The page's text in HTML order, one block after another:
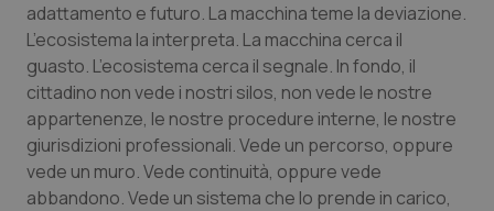
adattamento e futuro. La macchina teme la deviazione.
L’ecosistema la interpreta. La macchina cerca il
guasto. L’ecosistema cerca il segnale. In fondo, il
cittadino non vede i nostri silos, non vede le nostre
appartenenze, le nostre procedure interne, le nostre
giurisdizioni professionali. Vede un percorso, oppure
vede un muro. Vede continuità, oppure vede
abbandono. Vede un sistema che lo prende in carico,
I cookie necessari contribuiscono a rendere fruibile il
sito web abilitandone funzionalità di base quali la
navigazione sulle pagine e l'accesso alle aree
protette del sito. Il sito web non è in grado di
funzionare correttamente senza questi cookie.
Nome
Fornitore/Dominio
VISITOR_PRIVACY_METADATA
YouTube
.youtube.com